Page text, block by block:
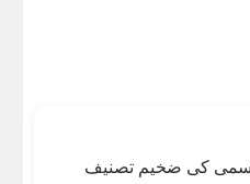
کی ضخیم تصنیف